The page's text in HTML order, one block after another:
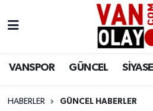
VANSPOR GÜNCEL
HABERLER GÜNCEL HABERLER
Siyaset
Van Nöbetçi Eczaneler
Van Namaz Vakitleri